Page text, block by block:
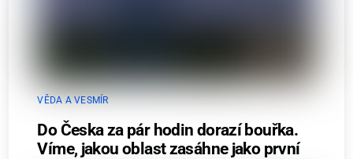
VĚDA A VESMÍR
Do Česka za pár hodin dorazí bouřka.
Víme, jakou oblast zasáhne jako první